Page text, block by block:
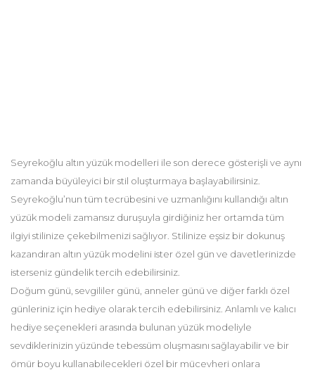
Seyrekoğlu altın yüzük modelleri ile son derece gösterişli ve aynı
zamanda büyüleyici bir stil oluşturmaya başlayabilirsiniz.
Seyrekoğlu’nun tüm tecrübesini ve uzmanlığını kullandığı altın
yüzük modeli zamansız duruşuyla girdiğiniz her ortamda tüm
ilgiyi stilinize çekebilmenizi sağlıyor. Stilinize eşsiz bir dokunuş
kazandıran altın yüzük modelini ister özel gün ve davetlerinizde
isterseniz gündelik tercih edebilirsiniz.
Doğum günü, sevgililer günü, anneler günü ve diğer farklı özel
günleriniz için hediye olarak tercih edebilirsiniz. Anlamlı ve kalıcı
hediye seçenekleri arasında bulunan yüzük modeliyle
sevdiklerinizin yüzünde tebessüm oluşmasını sağlayabilir ve bir
ömür boyu kullanabilecekleri özel bir mücevheri onlara